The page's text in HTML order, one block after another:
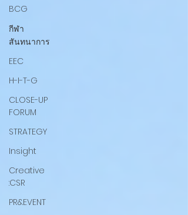
BCG
กีฬา
สันทนาการ
EEC
H-I-T-G
CLOSE-UP
FORUM
STRATEGY
Insight
Creative
:CSR
PR&EVENT